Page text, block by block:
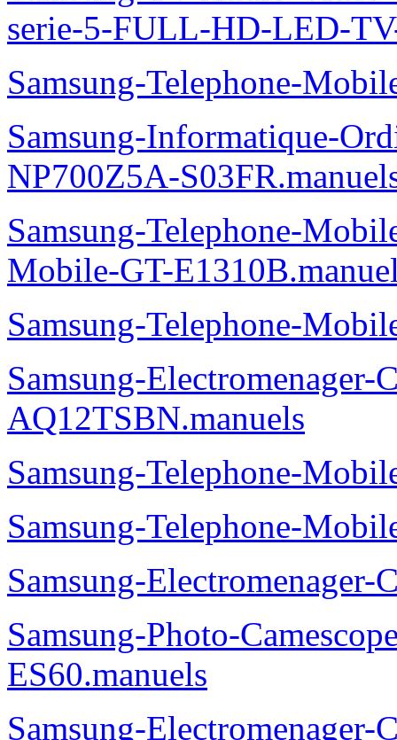
serie-5-FULL-HD-LED-
Samsung-Telephone-
Samsung-Informatique-
NP700Z5A-
Samsung-Telephone-
Mobile-GT-
Samsung-Telephone-
Samsung-Electromenager-
AQ12TSBN.manuels
Samsung-Telephone-
Samsung-Telephone-
Samsung-
Samsung-Photo-
ES60.manuels
Samsung-Electromenager-